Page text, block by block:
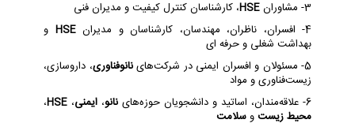
3- مشاوران
HSE، کارشناسان کنترل کیفیت و مدیران فنی
4- افسران، ناظران، مهندسان، کارشناسان و مدیران
HSE و
بهداشت شغلی و حرفه ای
5- مسئولان و افسران ایمنی در شرکت‌های
نانوفناوری، داروسازی،
زیست‌فناوری و مواد
6- علاقه‌مندان، اساتید و دانشجویان حوزه‌های
نانو، ایمنی، HSE،
محیط زیستوسلامت